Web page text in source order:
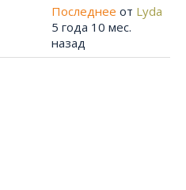
Последнее от Lyda
5 года 10 мес.
назад